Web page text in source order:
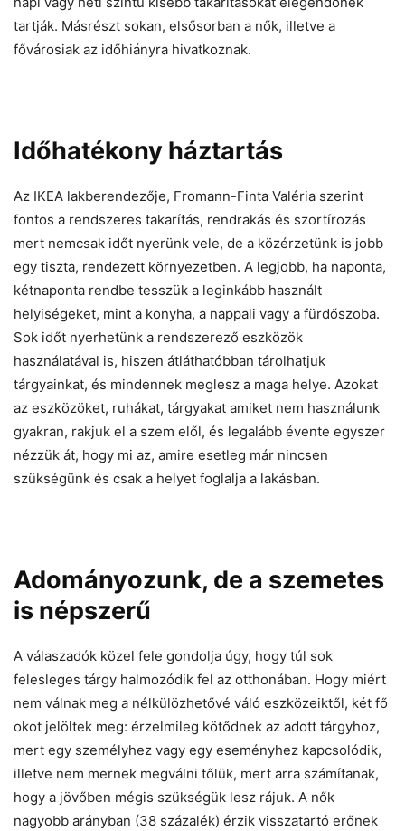
tartják. Másrészt sokan, elsősorban a nők, illetve a
fővárosiak az időhiányra hivatkoznak.
Időhatékony háztartás
Az IKEA lakberendezője, Fromann-Finta Valéria szerint
fontos a rendszeres takarítás, rendrakás és szortírozás
mert nemcsak időt nyerünk vele, de a közérzetünk is jobb
egy tiszta, rendezett környezetben. A legjobb, ha naponta,
kétnaponta rendbe tesszük a leginkább használt
helyiségeket, mint a konyha, a nappali vagy a fürdőszoba.
Sok időt nyerhetünk a rendszerező eszközök
használatával is, hiszen átláthatóbban tárolhatjuk
tárgyainkat, és mindennek meglesz a maga helye. Azokat
az eszközöket, ruhákat, tárgyakat amiket nem használunk
gyakran, rakjuk el a szem elől, és legalább évente egyszer
nézzük át, hogy mi az, amire esetleg már nincsen
szükségünk és csak a helyet foglalja a lakásban.
Adományozunk, de a szemetes
is népszerű
A válaszadók közel fele gondolja úgy, hogy túl sok
felesleges tárgy halmozódik fel az otthonában. Hogy miért
nem válnak meg a nélkülözhetővé váló eszközeiktől, két fő
okot jelöltek meg: érzelmileg kötődnek az adott tárgyhoz,
mert egy személyhez vagy egy eseményhez kapcsolódik,
illetve nem mernek megválni tőlük, mert arra számítanak,
hogy a jövőben mégis szükségük lesz rájuk. A nők
nagyobb arányban (38 százalék) érzik visszatartó erőnek